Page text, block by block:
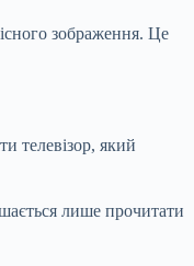
зображення. Це
телевізор, який
лише прочитати